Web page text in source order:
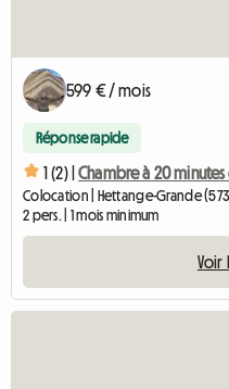
599 € / mois
Réponse rapide
1 (2) |
Colocation | Hettange-Grande
2 pers. | 1 mois minimum
Voir